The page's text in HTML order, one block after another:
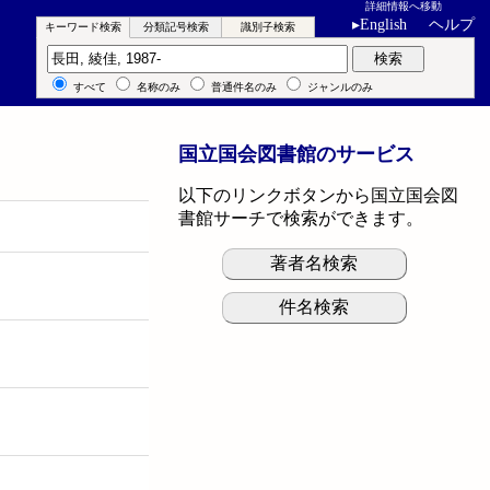
詳細情報へ移動
▸English ヘルプ
キーワード検索 分類記号検索 識別子検索
キーワード検索 検索
すべて 名称のみ 普通件名のみ ジャンルのみ
国立国会図書館のサービス
以下のリンクボタンから国立国会図
書館サーチで検索ができます。
著者名検索
件名検索